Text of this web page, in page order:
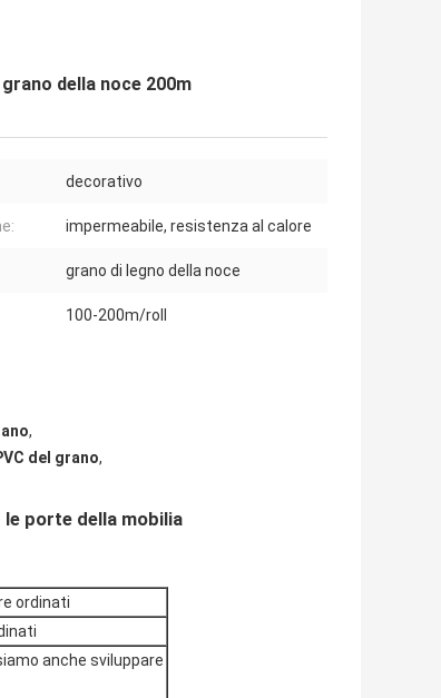
della noce 200m
decorativo
impermeabile, resistenza al calore
grano di legno della noce
100-200m/roll
,
del grano,
le porte della mobilia
ordinati
anche sviluppare